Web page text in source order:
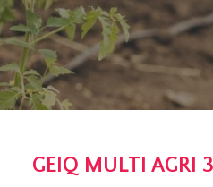
GEIQ MULTI AGRI